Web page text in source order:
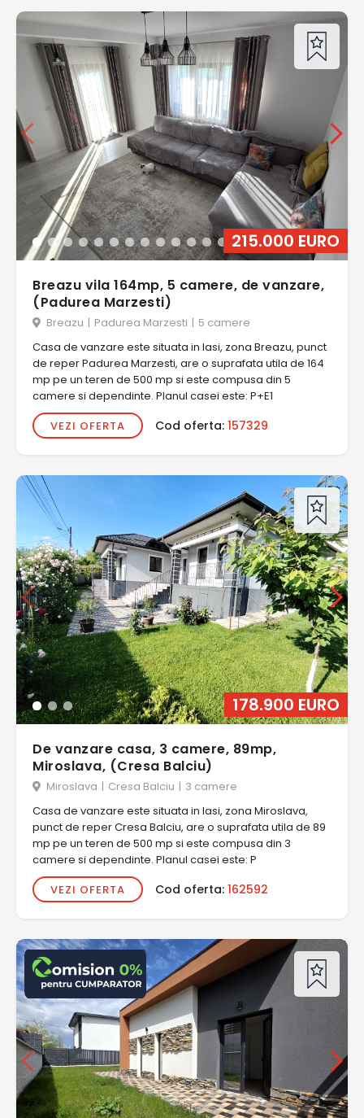
215.000 EURO
Breazu vila 164mp, 5 camere, de vanzare,
(Padurea Marzesti)
Breazu | Padurea Marzesti | 5 camere
Casa de vanzare este situata in Iasi, zona Breazu, punct
de reper Padurea Marzesti, are o suprafata utila de 164
mp pe un teren de 500 mp si este compusa din 5
camere si dependinte. Planul casei este: P+E1
VEZI OFERTA
Cod oferta: 157329
178.900 EURO
De vanzare casa, 3 camere, 89mp,
Miroslava, (Cresa Balciu)
Miroslava | Cresa Balciu | 3 camere
Casa de vanzare este situata in Iasi, zona Miroslava,
punct de reper Cresa Balciu, are o suprafata utila de 89
mp pe un teren de 500 mp si este compusa din 3
camere si dependinte. Planul casei este: P
VEZI OFERTA
Cod oferta: 162592